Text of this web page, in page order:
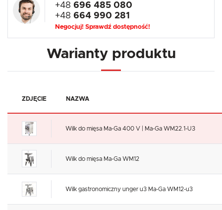
+48 696 485 080
+48 664 990 281
Negocjuj! Sprawdź dostępność!
Warianty produktu
ZDJĘCIE NAZWA
Wilk do mięsa Ma-Ga 400 V | Ma-Ga WM22.1-U3
Wilk do mięsa Ma-Ga WM12
Wilk gastronomiczny unger u3 Ma-Ga WM12-u3